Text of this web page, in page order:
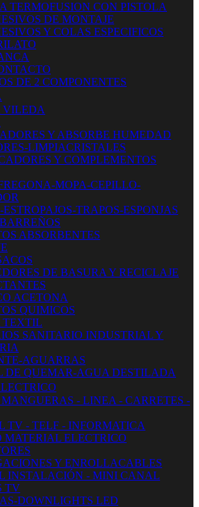
TERMOFUSION CON PISTOLA
DE MONTAJE
Y COLAS ESPECIFICOS
DE 2 COMPONENTES
VILEDA
Y ABSORBE HUMEDAD
LIMPIACRISTALES
Y COMPLEMENTOS
MOPA-CEPILLO-
TRAPOS-ESPONJAS
ABSORBENTES
DE BASURA Y RECICLAJE
ACETONA
QUIMICOS
TEXTIL
SANITARIO INDUSTRIAL Y
AGUARRAS
DE QUEMAR-AGUA DESTILADA
- LINEA - CARRETES -
TV - TELF - INFORMATICA
MATERIAL ELECTRICO
Y ENROLLACABLES
INSTALACIÓN - MINI CANAL
TV
DOWNLIGHTS LED